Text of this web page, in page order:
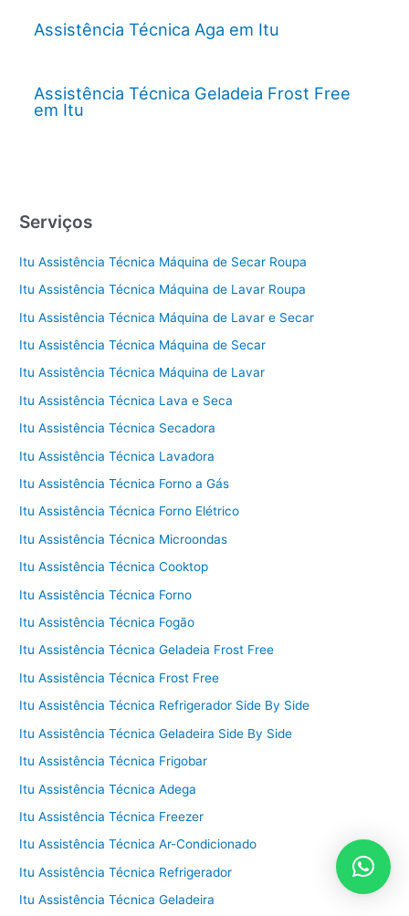
Assistência Técnica Aga em Itu
Assistência Técnica Geladeia Frost Free
em Itu
Serviços
Itu Assistência Técnica Máquina de Secar Roupa
Itu Assistência Técnica Máquina de Lavar Roupa
Itu Assistência Técnica Máquina de Lavar e Secar
Itu Assistência Técnica Máquina de Secar
Itu Assistência Técnica Máquina de Lavar
Itu Assistência Técnica Lava e Seca
Itu Assistência Técnica Secadora
Itu Assistência Técnica Lavadora
Itu Assistência Técnica Forno a Gás
Itu Assistência Técnica Forno Elétrico
Itu Assistência Técnica Microondas
Itu Assistência Técnica Cooktop
Itu Assistência Técnica Forno
Itu Assistência Técnica Fogão
Itu Assistência Técnica Geladeia Frost Free
Itu Assistência Técnica Frost Free
Itu Assistência Técnica Refrigerador Side By Side
Itu Assistência Técnica Geladeira Side By Side
Itu Assistência Técnica Frigobar
Itu Assistência Técnica Adega
Itu Assistência Técnica Freezer
Itu Assistência Técnica Ar-Condicionado
Itu Assistência Técnica Refrigerador
Itu Assistência Técnica Geladeira